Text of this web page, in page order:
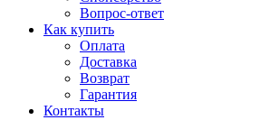
Вопрос-ответ
Как купить
Оплата
Доставка
Возврат
Гарантия
Контакты